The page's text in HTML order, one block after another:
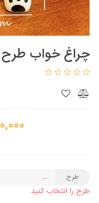
چراغ خواب طرح
طرح
طرح را انتخاب کنید.